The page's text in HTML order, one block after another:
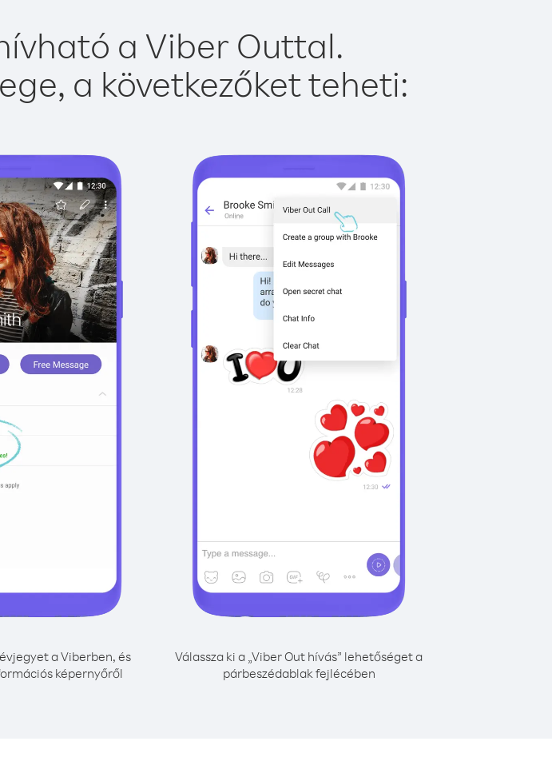
a Viber Outtal.
a következőket teheti:
a Viberben, és
képernyőről
Válassza ki a „Viber Out hívás” lehetőséget a
párbeszédablak fejlécében